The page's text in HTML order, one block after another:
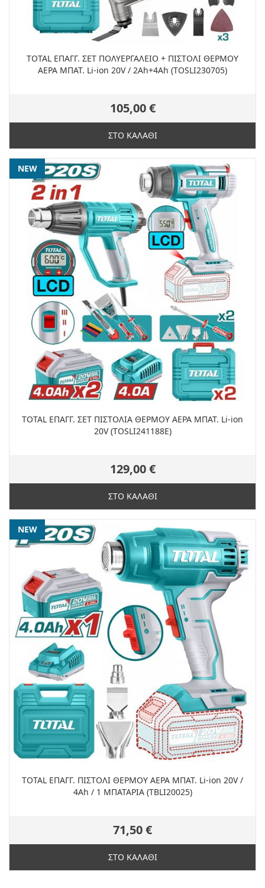
TOTAL ΕΠΑΓΓ. ΣΕΤ ΠΟΛΥΕΡΓΑΛΕΙΟ + ΠΙΣΤΟΛΙ ΘΕΡΜΟΥ
ΑΕΡΑ ΜΠΑΤ. Li-ion 20V / 2Ah+4Ah (TOSLI230705)
105,00 €
ΣΤΟ ΚΑΛΑΘΙ
NEW
TOTAL ΕΠΑΓΓ. ΣΕΤ ΠΙΣΤΟΛΙΑ ΘΕΡΜΟΥ ΑΕΡΑ ΜΠΑΤ. Li-ion
20V (TOSLI241188E)
129,00 €
ΣΤΟ ΚΑΛΑΘΙ
NEW
TOTAL ΕΠΑΓΓ. ΠΙΣΤΟΛΙ ΘΕΡΜΟΥ ΑΕΡΑ ΜΠΑΤ. Li-ion 20V /
4Ah / 1 ΜΠΑΤΑΡΙΑ (TBLI20025)
71,50 €
ΣΤΟ ΚΑΛΑΘΙ